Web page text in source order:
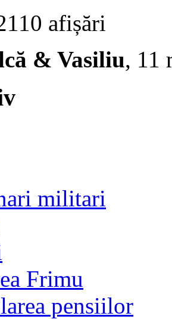
afișări
& Vasiliu, 11
militari
Frimu
pensiilor